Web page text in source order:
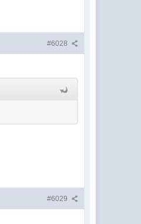
#6028
#6029